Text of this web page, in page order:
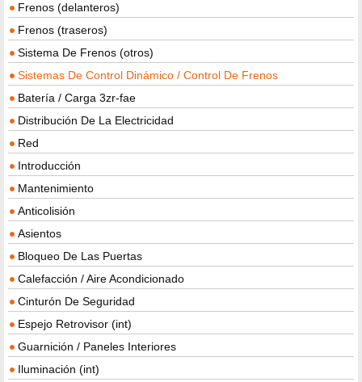
Frenos (delanteros)
Frenos (traseros)
Sistema De Frenos (otros)
Sistemas De Control Dinámico / Control De Frenos
Batería / Carga 3zr-fae
Distribución De La Electricidad
Red
Introducción
Mantenimiento
Anticolisión
Asientos
Bloqueo De Las Puertas
Calefacción / Aire Acondicionado
Cinturón De Seguridad
Espejo Retrovisor (int)
Guarnición / Paneles Interiores
Iluminación (int)